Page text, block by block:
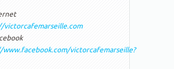
victorcafemarseille?